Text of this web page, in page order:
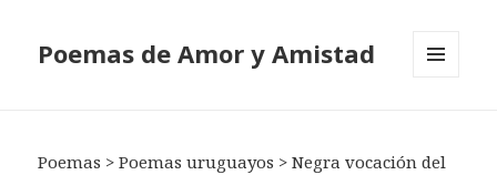
Poemas de Amor y Amistad
Poemas >Poemas uruguayos >Negra vocación del